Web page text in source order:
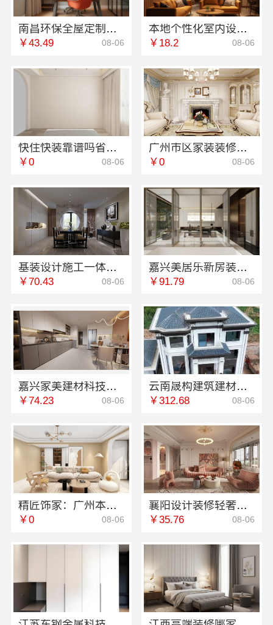
南昌环保全屋定制口碑评测-江西尚宅尚品新型环保材料有限公司
￥43.49 08-06
本地个性化室内设计批发？南京市创亿讯专业设计团队
￥18.2 08-06
快住快装靠谱吗省心？同城快装（湖北）科技有限公司为您解答
￥0 08-06
广州市区家装装修多少钱新房，精匠饰家一站式服务
￥0 08-06
基装设计施工一体化哪家专业？无锡亿莱居装饰工程材料有限公司值得信赖
￥70.43 08-06
嘉兴美居乐新房装修空间规划案例
￥91.79 08-06
嘉兴家美建材科技有限公司提供嘉善改造施工预算服务
￥74.23 08-06
云南晟构建筑建材有限公司轻奢高端重钢住宅报价
￥312.68 08-06
精匠饰家：广州本地专业装修毛坯房首选
￥0 08-06
襄阳设计装修轻奢风，百年米莱空间美学
￥35.76 08-06